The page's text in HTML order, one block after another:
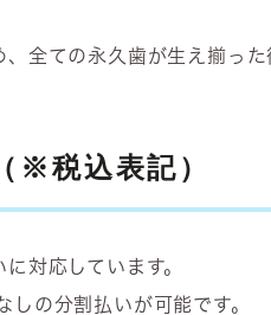
全ての永久歯が生え揃った
※税込表記）
対応しています。
しの分割払いが可能です。